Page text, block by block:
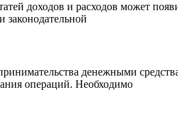
доходов и расходов может
денежными
операций. Необходимо